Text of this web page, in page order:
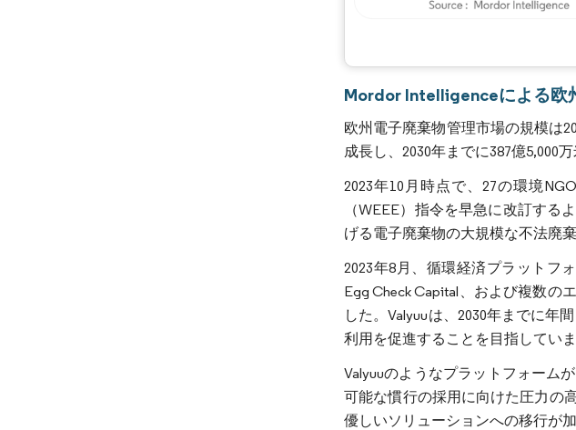
Mordor Intelligenceによる欧
欧州電子廃棄物管理市場の規模は
成長し、2030年までに387億5,000
2023年10月時点で、27の環境
（WEEE）指令を早急に改訂す
げる電子廃棄物の大規模な不法廃棄
2023年8月、循環経済プラットフォ
Egg Check Capital、および複数の
した。Valyuuは、2030年までに年
利用を促進することを目指していま
Valyuuのようなプラットフォーム
可能な慣行の採用に向けた圧力の
優しいソリューションへの移行が